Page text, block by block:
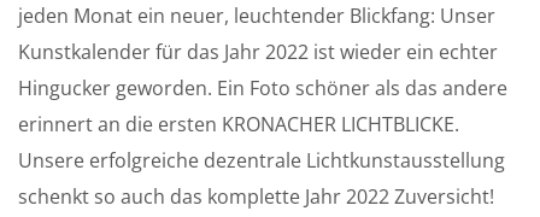
jeden Monat ein neuer, leuchtender Blickfang: Unser
Kunstkalender für das Jahr 2022 ist wieder ein echter
Hingucker geworden. Ein Foto schöner als das andere
erinnert an die ersten KRONACHER LICHTBLICKE.
Unsere erfolgreiche dezentrale Lichtkunstausstellung
schenkt so auch das komplette Jahr 2022 Zuversicht!